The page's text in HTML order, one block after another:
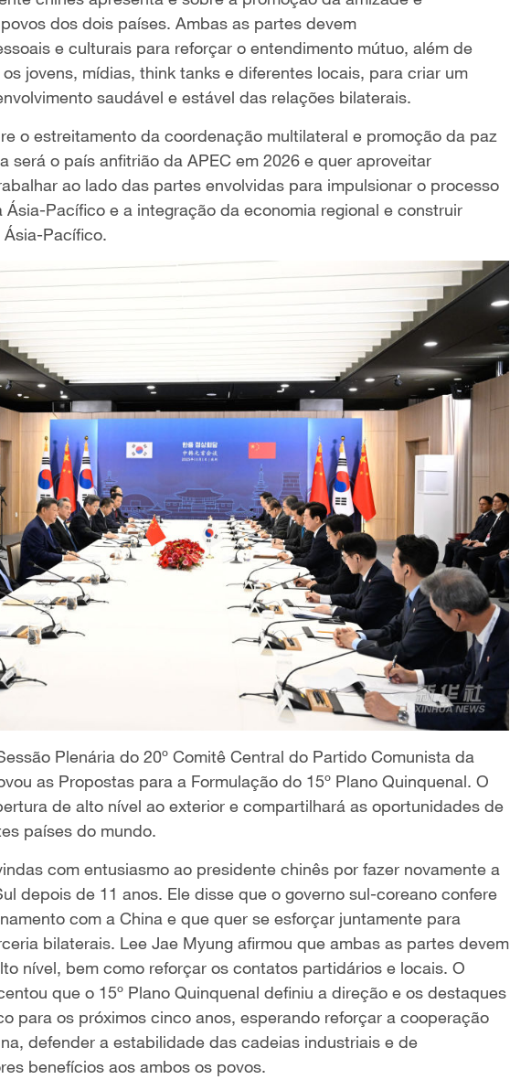
dos dois países. Ambas as partes devem
e culturais para reforçar o entendimento mútuo, além de
jovens, mídias, think tanks e diferentes locais, para criar um
saudável e estável das relações bilaterais.
o estreitamento da coordenação multilateral e promoção da paz
será o país anfitrião da APEC em 2026 e quer aproveitar
ao lado das partes envolvidas para impulsionar o processo
Pacífico e a integração da economia regional e construir
Pacífico.
Plenária do 20º Comitê Central do Partido Comunista da
as Propostas para a Formulação do 15º Plano Quinquenal. O
de alto nível ao exterior e compartilhará as oportunidades de
países do mundo.
com entusiasmo ao presidente chinês por fazer novamente a
depois de 11 anos. Ele disse que o governo sul-coreano confere
com a China e que quer se esforçar juntamente para
bilaterais. Lee Jae Myung afirmou que ambas as partes devem
nível, bem como reforçar os contatos partidários e locais. O
que o 15º Plano Quinquenal definiu a direção e os destaques
para os próximos cinco anos, esperando reforçar a cooperação
defender a estabilidade das cadeias industriais e de
benefícios aos ambos os povos.